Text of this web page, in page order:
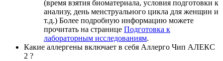
(время взятия биоматериала, условия подготовки к
анализу, день менструального цикла для женщин и
т.д.) Более подробную информацию можете
прочитать на странице Подготовка к
лабораторным исследованиям.
Какие аллергены включает в себя Аллерго Чип АЛЕКС
2 ?